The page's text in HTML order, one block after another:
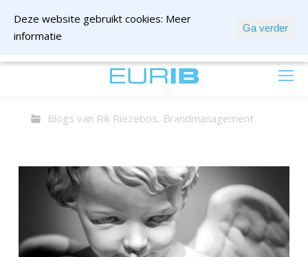
Blogs van Rik Riezebos, Brandmanagement
Deze website gebruikt cookies: Meer
informatie
Ga verder